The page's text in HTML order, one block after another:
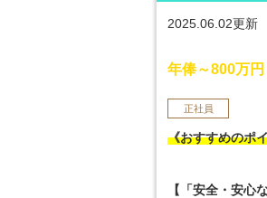
2025.06.02更新
年俸～800万
正社員
《おすすめのポ
【「安全・安心